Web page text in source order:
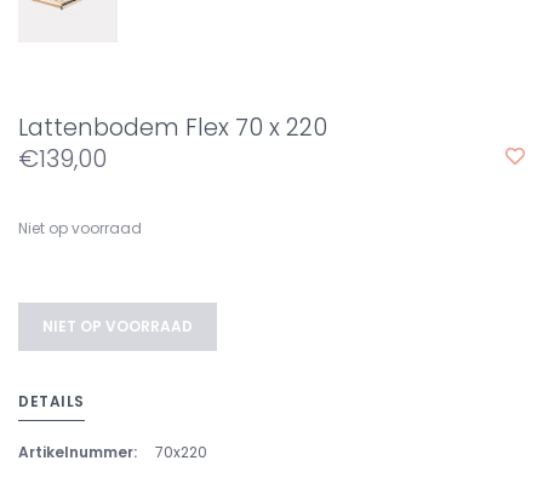
Lattenbodem Flex 70 x 220
€139,00
Niet op voorraad
NIET OP VOORRAAD
DETAILS
Artikelnummer: 70x220